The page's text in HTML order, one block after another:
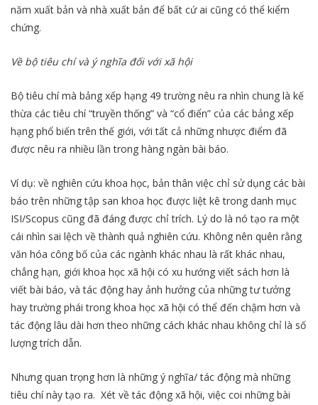
năm xuất bản và nhà xuất bản để bất cứ ai cũng có thể kiểm
chứng.
Về bộ tiêu chí và ý nghĩa đối với xã hội
Bộ tiêu chí mà bảng xếp hạng 49 trường nêu ra nhìn chung là kế
thừa các tiêu chí “truyền thống” và “cổ điển” của các bảng xếp
hạng phổ biến trên thế giới, với tất cả những nhược điểm đã
được nêu ra nhiều lần trong hàng ngàn bài báo.
Ví dụ: về nghiên cứu khoa học, bản thân việc chỉ sử dụng các bài
báo trên những tập san khoa học được liệt kê trong danh mục
ISI/Scopus cũng đã đáng được chỉ trích. Lý do là nó tạo ra một
cái nhìn sai lệch về thành quả nghiên cứu. Không nên quên rằng
văn hóa công bố của các ngành khác nhau là rất khác nhau,
chẳng hạn, giới khoa học xã hội có xu hướng viết sách hơn là
viết bài báo, và tác động hay ảnh hưởng của những tư tưởng
hay trường phái trong khoa học xã hội có thể đến chậm hơn và
tác động lâu dài hơn theo những cách khác nhau không chỉ là số
lượng trích dẫn.
Nhưng quan trọng hơn là những ý nghĩa/ tác động mà những
tiêu chí này tạo ra. Xét về tác động xã hội, việc coi những bài